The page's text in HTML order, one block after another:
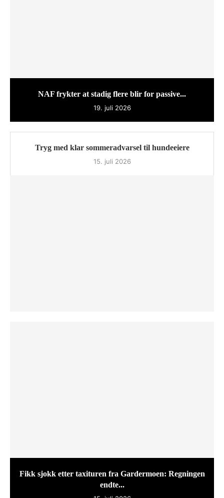
NAF frykter at stadig flere blir for passive...
19. juli 2026
Tryg med klar sommeradvarsel til hundeeiere
15. juli 2026
Fikk sjokk etter taxituren fra Gardermoen: Regningen
endte...